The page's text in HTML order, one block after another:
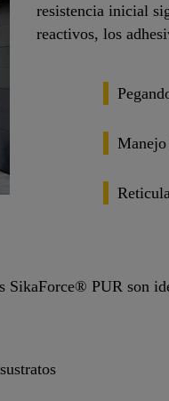
resistencia inicial
reactivos, los
PUR son